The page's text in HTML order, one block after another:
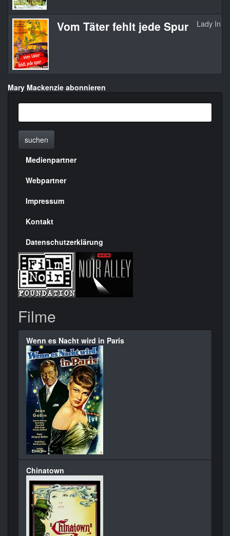
Vom Täter fehlt jede Spur Lady In
Mary Mackenzie abonnieren
suchen
Menülinks
rechte
Seite
Medienpartner
Webpartner
Impressum
Kontakt
Datenschutzerklärung
Filme
Wenn es Nacht wird in Paris
Chinatown